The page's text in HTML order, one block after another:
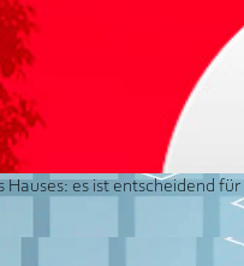
Hauses: es ist entscheidend